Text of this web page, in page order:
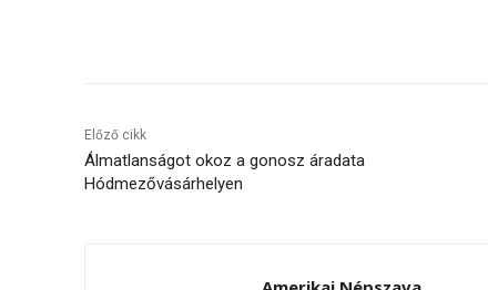
Előző cikk
Álmatlanságot okoz a gonosz áradata
Hódmezővásárhelyen